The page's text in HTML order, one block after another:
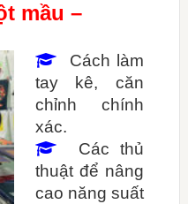
mầu –

Cách làm
tay kê, căn
chỉnh chính
xác.
Các thủ
thuật để nâng
cao năng suất